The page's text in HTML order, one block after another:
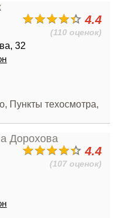
4.4
(110 оценок)
32
Пункты техосмотра,
4.4
(107 оценок)